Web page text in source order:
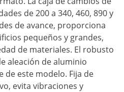
de 200 a 340, 460, 890 y
de avance, proporciona
pequeños y grandes,
de materiales. El robusto
aleación de aluminio
de este modelo. Fija de
evita vibraciones y